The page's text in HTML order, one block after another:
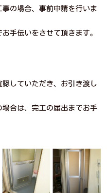
事の場合、事前申請を行いま
手伝いをさせて頂きます。
認していただき、お引き渡し
合は、 完工の届出までお手